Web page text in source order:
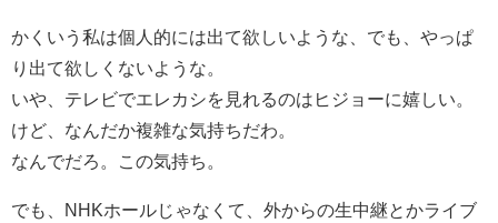
かくいう私は個人的には出て欲しいような、でも、やっぱ
り出て欲しくないような。
いや、テレビでエレカシを見れるのはヒジョーに嬉しい。
けど、なんだか複雑な気持ちだわ。
なんでだろ。この気持ち。
でも、NHKホールじゃなくて、外からの生中継とかライブ